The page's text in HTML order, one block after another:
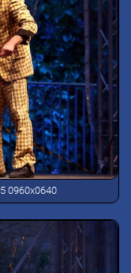
0960x0640